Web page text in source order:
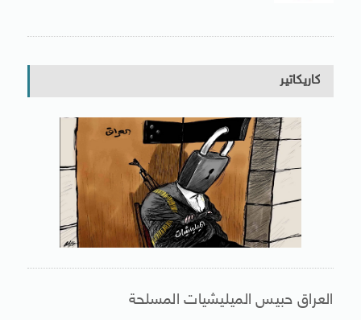
كاريكاتير
العراق حبيس الميليشيات المسلحة